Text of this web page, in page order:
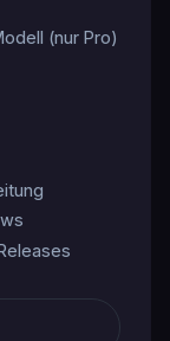
(nur Pro)